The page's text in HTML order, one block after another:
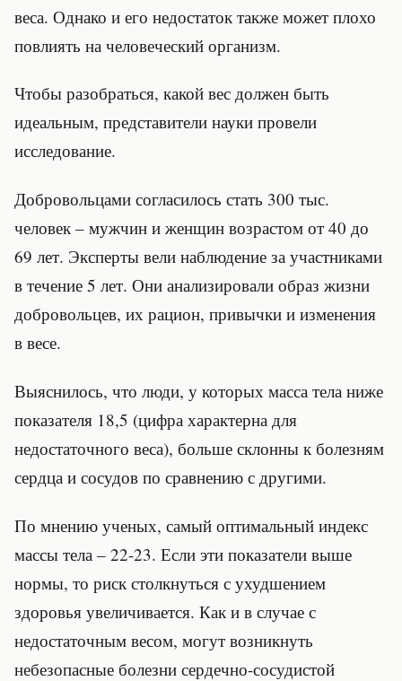
веса. Однако и его недостаток также может плохо
повлиять на человеческий организм.
Чтобы разобраться, какой вес должен быть
идеальным, представители науки провели
исследование.
Добровольцами согласилось стать 300 тыс.
человек – мужчин и женщин возрастом от 40 до
69 лет. Эксперты вели наблюдение за участниками
в течение 5 лет. Они анализировали образ жизни
добровольцев, их рацион, привычки и изменения
в весе.
Выяснилось, что люди, у которых масса тела ниже
показателя 18,5 (цифра характерна для
недостаточного веса), больше склонны к болезням
сердца и сосудов по сравнению с другими.
По мнению ученых, самый оптимальный индекс
массы тела – 22-23. Если эти показатели выше
нормы, то риск столкнуться с ухудшением
здоровья увеличивается. Как и в случае с
недостаточным весом, могут возникнуть
небезопасные болезни сердечно-сосудистой